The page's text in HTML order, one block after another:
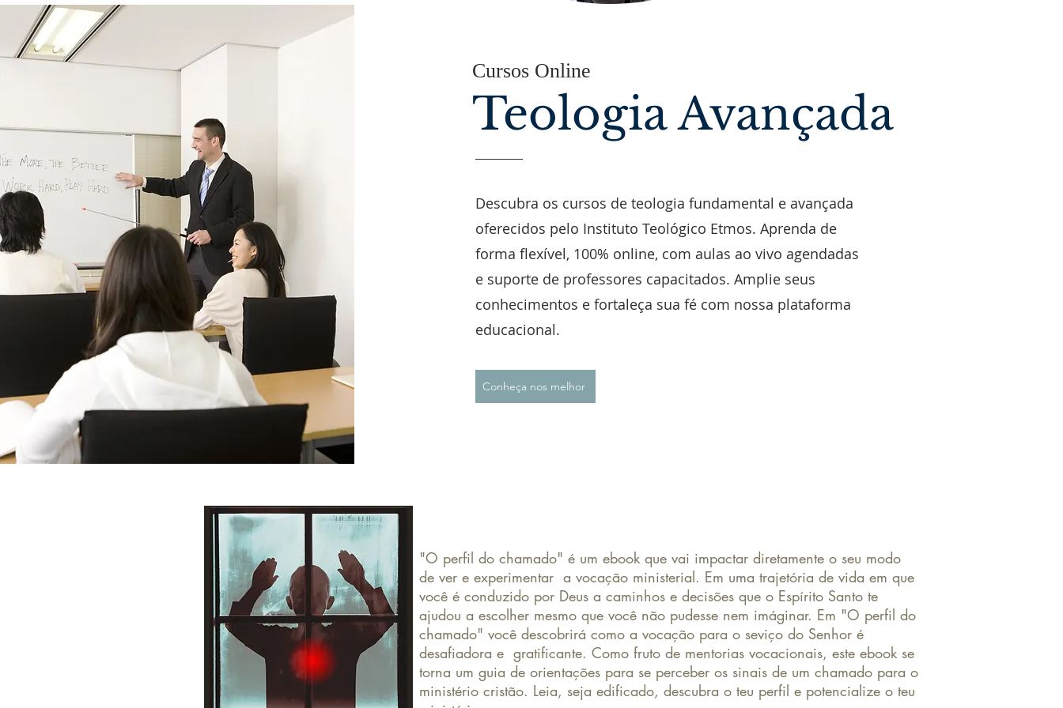
Cursos Online
Teologia Avançada
Descubra os cursos de teologia fundamental e avançada
oferecidos pelo Instituto Teológico Etmos. Aprenda de
forma flexível, 100% online, com aulas ao vivo agendadas
e suporte de professores capacitados. Amplie seus
conhecimentos e fortaleça sua fé com nossa plataforma
educacional.
Conheça nos melhor
"O perfil do chamado" é um ebook que vai impactar diretamente o seu modo
de ver e experimentar a vocação ministerial. Em uma trajetória de vida em que
você é conduzido por Deus a caminhos e decisões que o Espírito Santo te
ajudou a escolher mesmo que você não pudesse nem imáginar. Em "O perfil do
chamado" você descobrirá como a vocação para o seviço do Senhor é
desafiadora e gratificante. Como fruto de mentorias vocacionais, este ebook se
torna um guia de orientações para se perceber os sinais de um chamado para o
ministério cristão. Leia, seja edificado, descubra o teu perfil e potencialize o teu